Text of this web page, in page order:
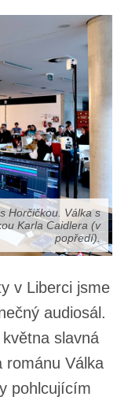
Horčičkou. Válka s
Karla Caidlera (v
popředí).
v Liberci jsme
audiosál.
slavná
románu Válka
pohlcujícím